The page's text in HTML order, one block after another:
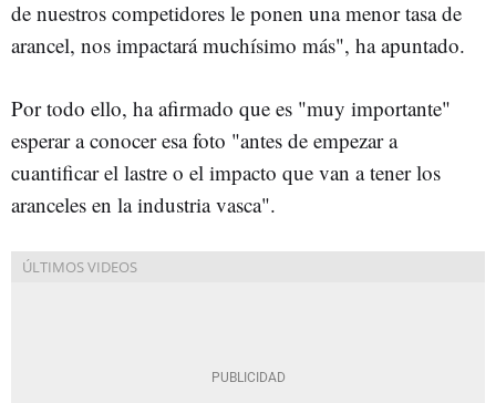
de nuestros competidores le ponen una menor tasa de
arancel, nos impactará muchísimo más", ha apuntado.
Por todo ello, ha afirmado que es "muy importante"
esperar a conocer esa foto "antes de empezar a
cuantificar el lastre o el impacto que van a tener los
aranceles en la industria vasca".